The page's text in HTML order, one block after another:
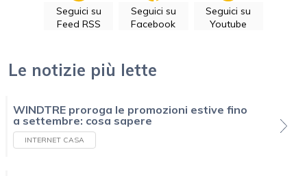
Seguici su
Feed RSS
Seguici su
Facebook
Seguici su
Youtube
Le notizie più lette
WINDTRE proroga le promozioni estive fino
a settembre: cosa sapere
INTERNET CASA